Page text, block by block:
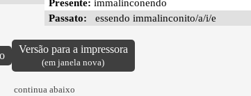
Presente: immalinconendo
Passato: essendo immalinconito/a/i/e
Versão para a impressora
(em janela nova)
continua abaixo